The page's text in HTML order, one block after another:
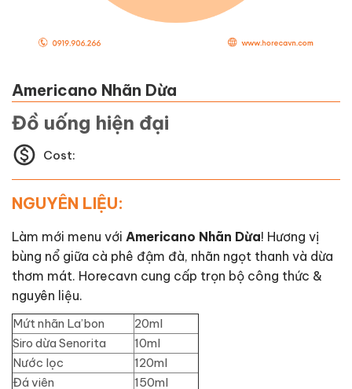
Americano Nhãn Dừa
Đồ uống hiện đại
Cost:
NGUYÊN LIỆU:
Làm mới menu với Americano Nhãn Dừa! Hương vị
bùng nổ giữa cà phê đậm đà, nhãn ngọt thanh và dừa
thơm mát. Horecavn cung cấp trọn bộ công thức &
nguyên liệu.
Mứt nhãn La’bon
20ml
Siro dừa Senorita
10ml
Nước lọc
120ml
Đá viên
150ml